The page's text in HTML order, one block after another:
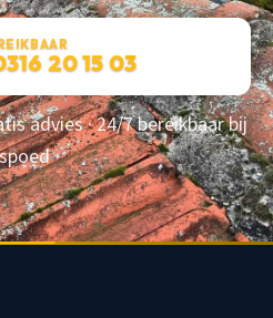
20 15 03
advies · 24/7 bereikbaar bij
spoed